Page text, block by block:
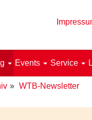
Events Service
WTB-Newsletter